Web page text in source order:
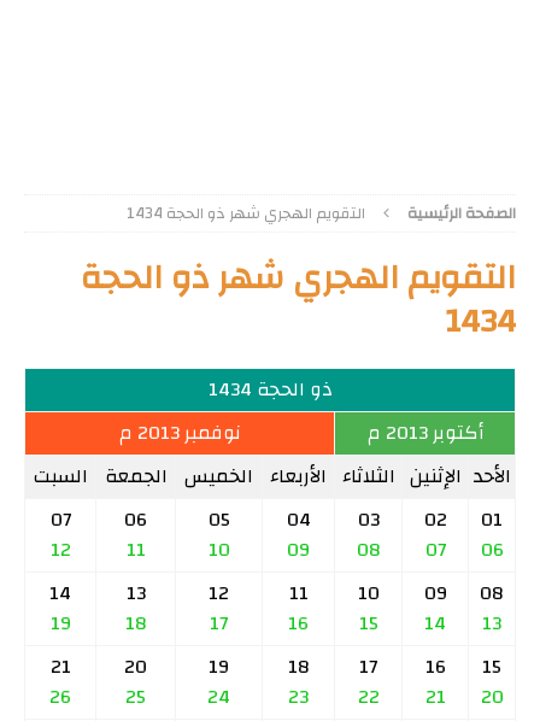
الصفحة الرئيسية التقويم الهجري شهر ذو الحجة 1434
التقويم الهجري شهر ذو الحجة
1434
ذو الحجة 1434
أكتوبر 2013 م
نوفمبر 2013 م
الأحد الإثنين الثلاثاء الأربعاء الخميس الجمعة السبت
01
06
02
07
03
08
04
09
05
10
06
11
07
12
08
13
09
14
10
15
11
16
12
17
13
18
14
19
15
20
16
21
17
22
18
23
19
24
20
25
21
26